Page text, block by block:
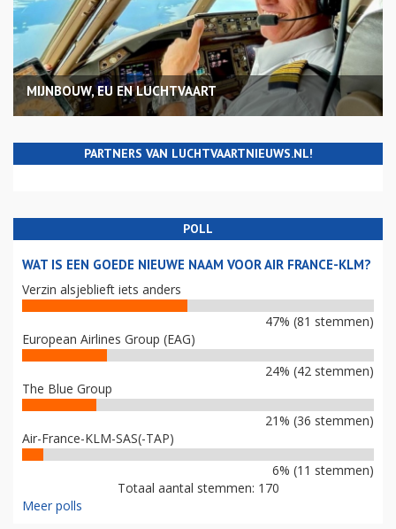
MIJNBOUW, EU EN LUCHTVAART
PARTNERS VAN LUCHTVAARTNIEUWS.NL!
POLL
WAT IS EEN GOEDE NIEUWE NAAM VOOR AIR FRANCE-KLM?
Verzin alsjeblieft iets anders
47% (81 stemmen)
European Airlines Group (EAG)
24% (42 stemmen)
The Blue Group
21% (36 stemmen)
Air-France-KLM-SAS(-TAP)
6% (11 stemmen)
Totaal aantal stemmen: 170
Meer polls